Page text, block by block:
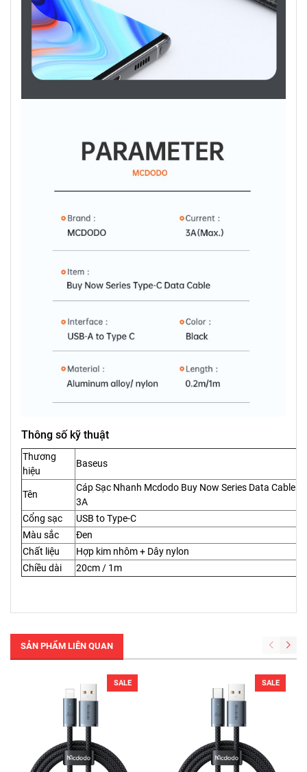
Thông số kỹ thuật
Thương
hiệu
Baseus
Tên
Cáp Sạc Nhanh Mcdodo Buy Now Series Data Cable
3A
Cổng sạc
USB to Type-C
Màu sắc
Đen
Chất liệu
Hợp kim nhôm + Dây nylon
Chiều dài
20cm / 1m
SẢN PHẨM LIÊN QUAN
SALE SALE